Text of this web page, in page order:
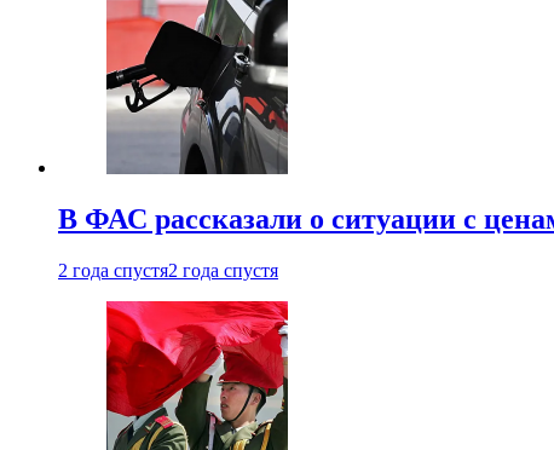
В ФАС рассказали о ситуации с
2 года спустя2 года спустя